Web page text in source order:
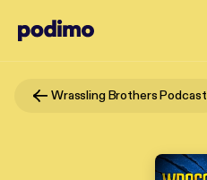
Wrassling Brothers Podcast